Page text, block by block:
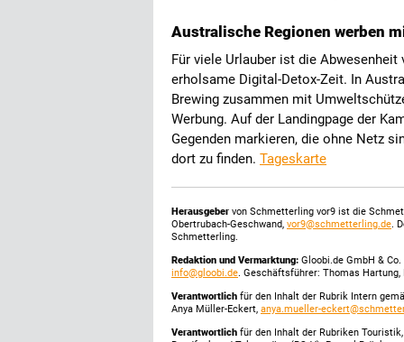
Australische Regionen werben
Für viele Urlauber ist die
erholsame Digital-Detox-Zeit. In
Brewing zusammen mit
Werbung. Auf der Landingpage der
Gegenden markieren, die ohne Netz
dort zu finden. Tageskarte
Herausgeber von Schmetterling vor9 ist die
Obertrubach-Geschwand, vor9@schmetterling.de.
Schmetterling.
Redaktion und Vermarktung: Gloobi.de GmbH &
info@gloobi.de. Geschäftsführer: Thomas
Verantwortlich für den Inhalt der Rubrik Intern
Anya Müller-Eckert, anya.mueller-
Verantwortlich für den Inhalt der Rubriken